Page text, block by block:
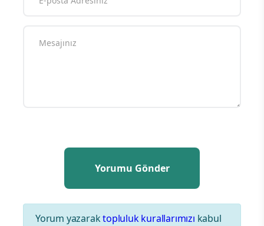
Yorum yazaraktopluluk kurallarımızı kabul